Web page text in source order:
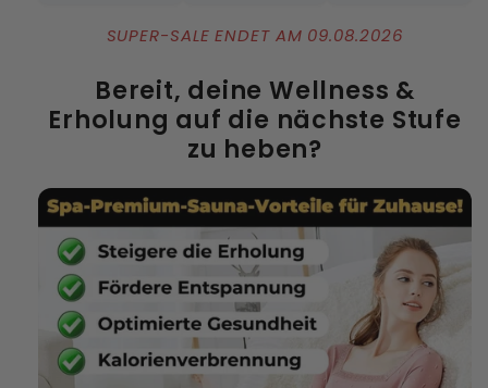
SUPER-SALE ENDET AM 09.08.2026
Bereit, deine Wellness &
Erholung auf die nächste Stufe
zu heben?